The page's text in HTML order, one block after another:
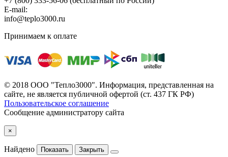
E-mail:
info@teplo3000.ru
Принимаем к оплате
© 2018 ООО "Тепло3000". Информация, представленная на
сайте, не является публичной офертой (ст. 437 ГК РФ)
Пользовательское соглашение
Сообщение администратору сайта
×
Найдено Показать Закрыть